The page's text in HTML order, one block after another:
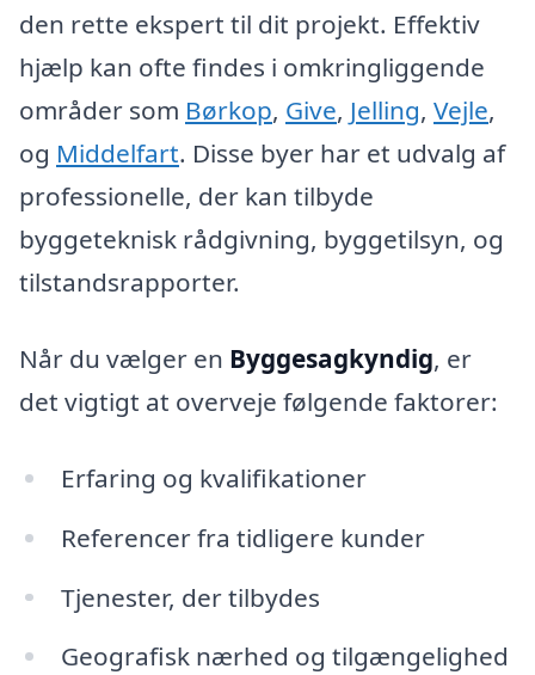
den rette ekspert til dit projekt. Effektiv
hjælp kan ofte findes i omkringliggende
områder som Børkop, Give, Jelling, Vejle,
og Middelfart. Disse byer har et udvalg af
professionelle, der kan tilbyde
byggeteknisk rådgivning, byggetilsyn, og
tilstandsrapporter.
Når du vælger en Byggesagkyndig, er
det vigtigt at overveje følgende faktorer:
Erfaring og kvalifikationer
Referencer fra tidligere kunder
Tjenester, der tilbydes
Geografisk nærhed og tilgængelighed